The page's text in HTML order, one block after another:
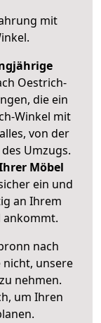
mit
.
Oestrich-
die ein
Winkel mit
von der
Umzugs.
Möbel
ein und
an Ihrem
ankommt.
nach
nicht, unsere
nehmen.
um Ihren